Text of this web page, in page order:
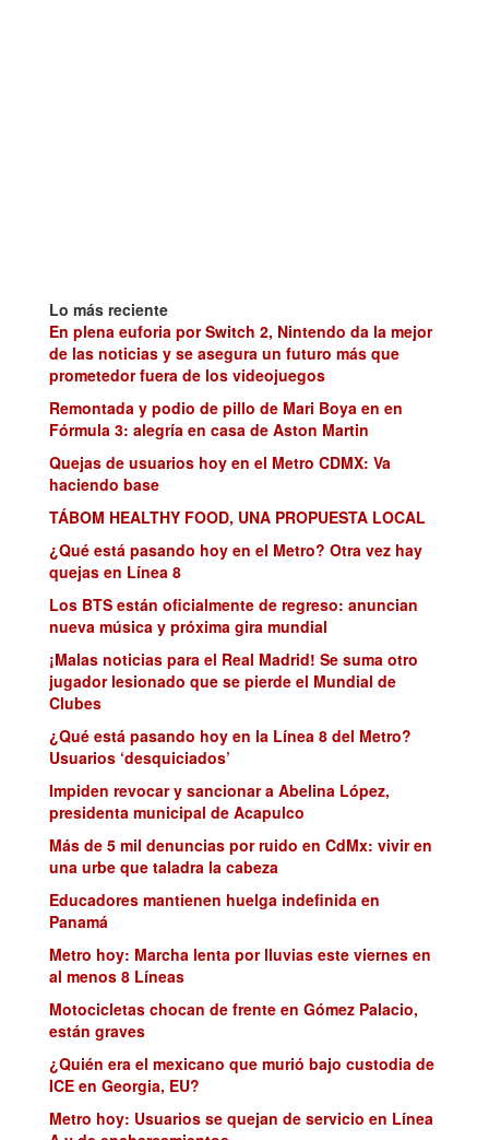
Lo más reciente
En plena euforia por Switch 2, Nintendo da la mejor
de las noticias y se asegura un futuro más que
prometedor fuera de los videojuegos
Remontada y podio de pillo de Mari Boya en en
Fórmula 3: alegría en casa de Aston Martin
Quejas de usuarios hoy en el Metro CDMX: Va
haciendo base
TÁBOM HEALTHY FOOD, UNA PROPUESTA LOCAL
¿Qué está pasando hoy en el Metro? Otra vez hay
quejas en Línea 8
Los BTS están oficialmente de regreso: anuncian
nueva música y próxima gira mundial
¡Malas noticias para el Real Madrid! Se suma otro
jugador lesionado que se pierde el Mundial de
Clubes
¿Qué está pasando hoy en la Línea 8 del Metro?
Usuarios ‘desquiciados’
Impiden revocar y sancionar a Abelina López,
presidenta municipal de Acapulco
Más de 5 mil denuncias por ruido en CdMx: vivir en
una urbe que taladra la cabeza
Educadores mantienen huelga indefinida en
Panamá
Metro hoy: Marcha lenta por lluvias este viernes en
al menos 8 Líneas
Motocicletas chocan de frente en Gómez Palacio,
están graves
¿Quién era el mexicano que murió bajo custodia de
ICE en Georgia, EU?
Metro hoy: Usuarios se quejan de servicio en Línea